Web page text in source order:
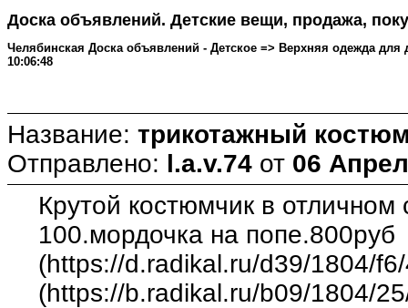
Доска объявлений. Детские вещи, продажа,
Челябинская Доска объявлений - Детское => Верхняя одежда для
10:06:48
Название: трикотажный
Отправлено: l.a.v.74 от 06
Крутой костюмчик в отличном
100.мордочка на попе.800руб
(https://d.radikal.ru/d39/1804/
(https://b.radikal.ru/b09/1804/